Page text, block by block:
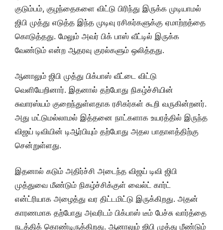
குடும்பம், குழந்தைகளை விட்டு பிரிந்து இருக்க முடியாமல்
ஜிபி முத்து எடுத்த இந்த முடிவு ரசிகர்களுக்கு ஏமாற்றத்தை
கொடுத்தது. மேலும் அவர் பிக் பாஸ் வீட்டில் இருக்க
வேண்டும் என்ற ஆதரவு குரல்களும் ஒலித்தது.
ஆனாலும் ஜிபி முத்து பிக்பாஸ் வீட்டை விட்டு
வெளியேறினார். இதனால் தற்போது நிகழ்ச்சியின்
சுவாரஸ்யம் குறைந்துள்ளதாக ரசிகர்கள் கூறி வருகின்றனர்.
அது மட்டுமல்லாமல் இத்தனை நாட்களாக உயரத்தில் இருந்த
விஜய் டிவியின் டிஆர்பியும் தற்போது அதல பாதாளத்திற்கு
சென்றுள்ளது.
இதனால் கடும் அதிர்ச்சி அடைந்த விஜய் டிவி ஜிபி
முத்துவை மீண்டும் நிகழ்ச்சிக்குள் வைல்ட் கார்ட்
என்ட்ரியாக அழைத்து வர திட்டமிட்டு இருக்கிறது. அதன்
காரணமாக தற்போது அவரிடம் பிக்பாஸ் டீம் பேச்சு வார்த்தை
நடத்திக் கொண்டிருக்கிறது. ஆனாலும் ஜிபி முத்து மீண்டும்